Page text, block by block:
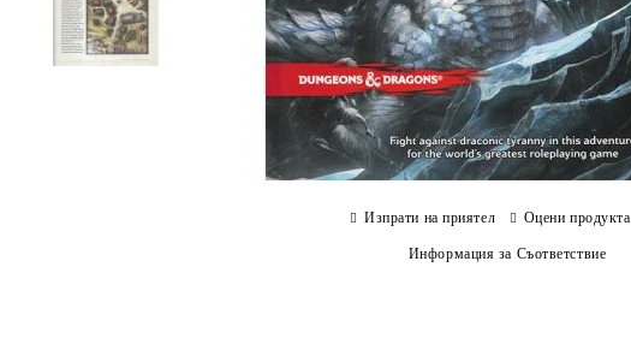
Изпрати на приятел Оцени продукта
Информация за Съответствие